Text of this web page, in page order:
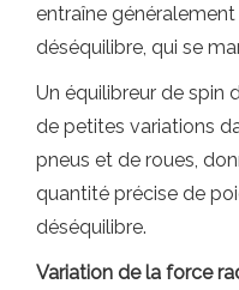
entraîne
déséquilibre, qui se
Un équilibreur de spin
de petites variations
pneus et de roues,
quantité précise de
déséquilibre.
Variation de la force